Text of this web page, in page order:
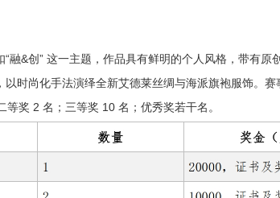
融&创” 这一主题，作品具有鲜明的个人风格，带有
以时尚化手法演绎全新艾德莱丝绸与海派旗袍服饰。
等奖 2 名；三等奖 10 名；优秀奖若干名。